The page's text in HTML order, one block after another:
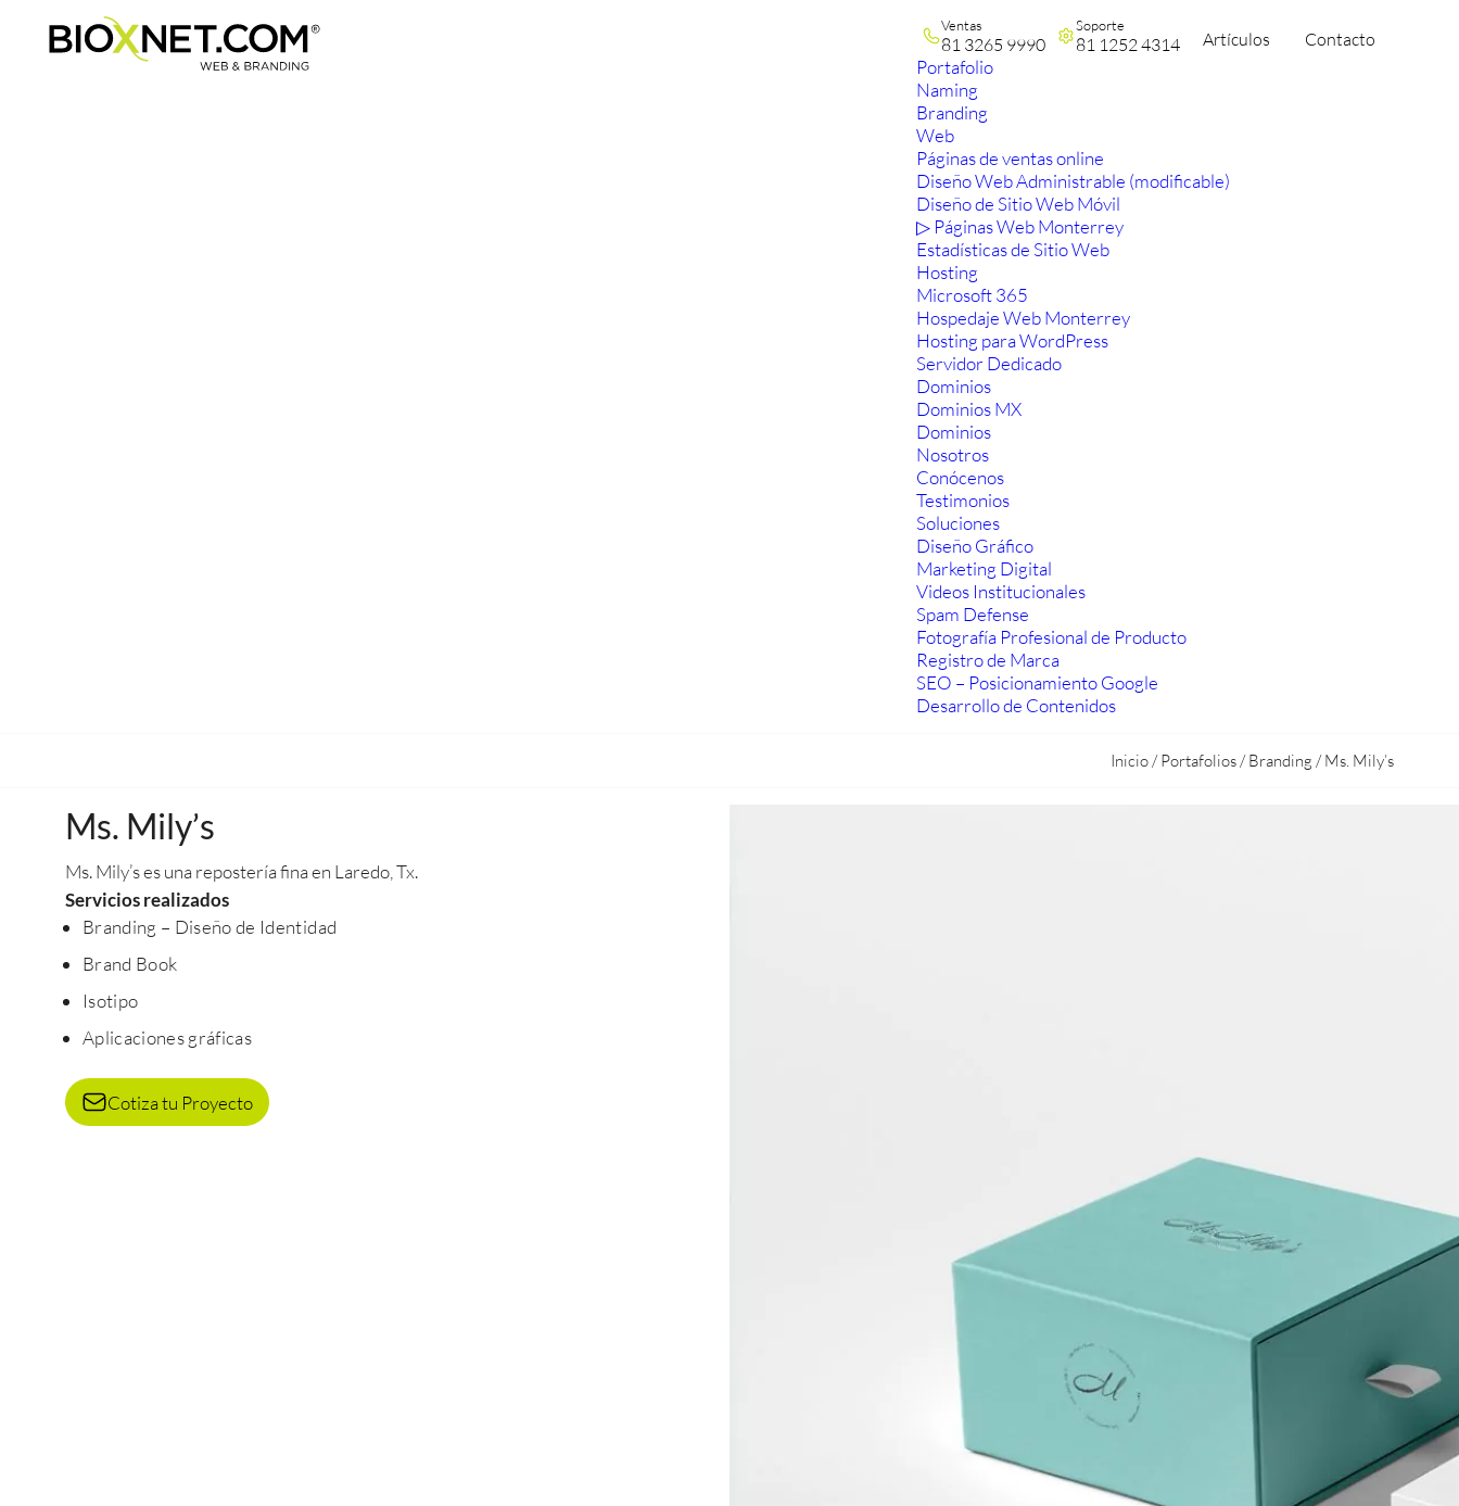
Ventas
81 3265 9990
Soporte
81 1252 4314 Artículos Contacto
Portafolio
Naming
Branding
Web
Páginas de ventas online
Diseño Web Administrable (modificable)
Diseño de Sitio Web Móvil
▷ Páginas Web Monterrey
Estadísticas de Sitio Web
Hosting
Microsoft 365
Hospedaje Web Monterrey
Hosting para WordPress
Servidor Dedicado
Dominios
Dominios MX
Dominios
Nosotros
Conócenos
Testimonios
Soluciones
Diseño Gráfico
Marketing Digital
Videos Institucionales
Spam Defense
Fotografía Profesional de Producto
Registro de Marca
SEO – Posicionamiento Google
Desarrollo de Contenidos
Inicio/Portafolios/Branding /Ms. Mily’s
Ms. Mily’s
Ms. Mily’s es una repostería fina en Laredo, Tx.
Servicios realizados
Branding – Diseño de Identidad
Brand Book
Isotipo
Aplicaciones gráficas
Cotiza tu Proyecto